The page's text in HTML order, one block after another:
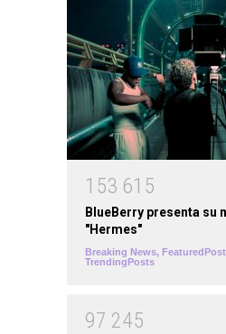
1 53 61 5
BlueBerry presenta su
"Hermes"
Breaking News,
TrendingPosts
97 245